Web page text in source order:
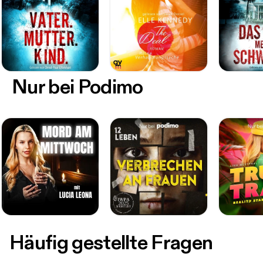
Nur bei Podimo
Häufig gestellte Fragen